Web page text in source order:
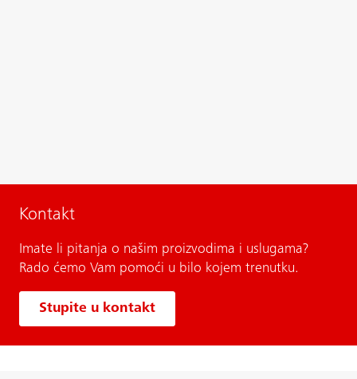
Kontakt
Imate li pitanja o našim proizvodima i uslugama?
Rado ćemo Vam pomoći u bilo kojem trenutku.
Stupite u kontakt